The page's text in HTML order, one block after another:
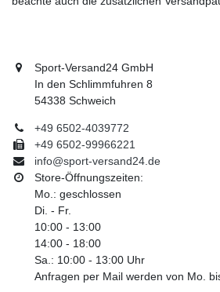
Sport-Versand24 GmbH
In den Schlimmfuhren 8
54338 Schweich
+49 6502-4039772
+49 6502-99966221
info@sport-versand24.de
Store-Öffnungszeiten:
Mo.: geschlossen
Di. - Fr.
10:00 - 13:00
14:00 - 18:00
Sa.: 10:00 - 13:00 Uhr
Anfragen per Mail werden von Mo.